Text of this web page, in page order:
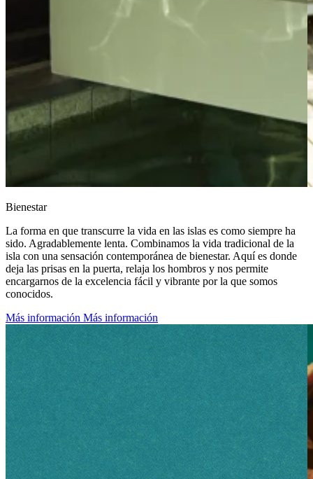
Bienestar
La forma en que transcurre la vida en las islas es como siempre ha
sido. Agradablemente lenta. Combinamos la vida tradicional de la
isla con una sensación contemporánea de bienestar. Aquí es donde
deja las prisas en la puerta, relaja los hombros y nos permite
encargarnos de la excelencia fácil y vibrante por la que somos
conocidos.
Más información Más información